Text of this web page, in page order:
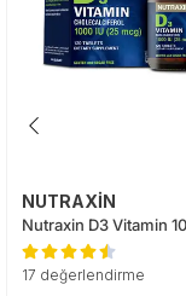
NUTRAXİN
17 değerlendirme